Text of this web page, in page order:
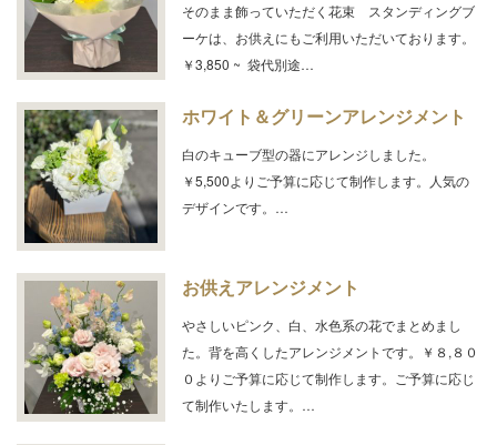
そのまま飾っていただく花束 スタンディングブ
ーケは、お供えにもご利用いただいております。
￥3,850 ~ 袋代別途…
ホワイト＆グリーンアレンジメント
白のキューブ型の器にアレンジしました。
￥5,500よりご予算に応じて制作します。人気の
デザインです。…
お供えアレンジメント
やさしいピンク、白、水色系の花でまとめまし
た。背を高くしたアレンジメントです。￥８,８０
０よりご予算に応じて制作します。ご予算に応じ
て制作いたします。…